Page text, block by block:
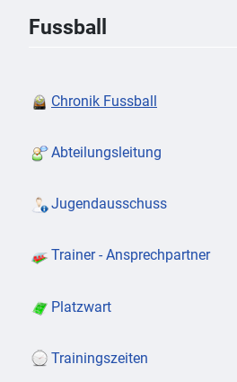
Fussball
Chronik Fussball
Abteilungsleitung
Jugendausschuss
Trainer - Ansprechpartner
Platzwart
Trainingszeiten